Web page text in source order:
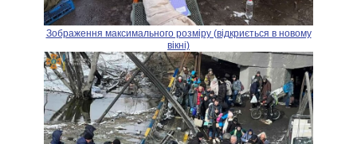
Зображення максимального розміру (відкриється в новому
вікні)